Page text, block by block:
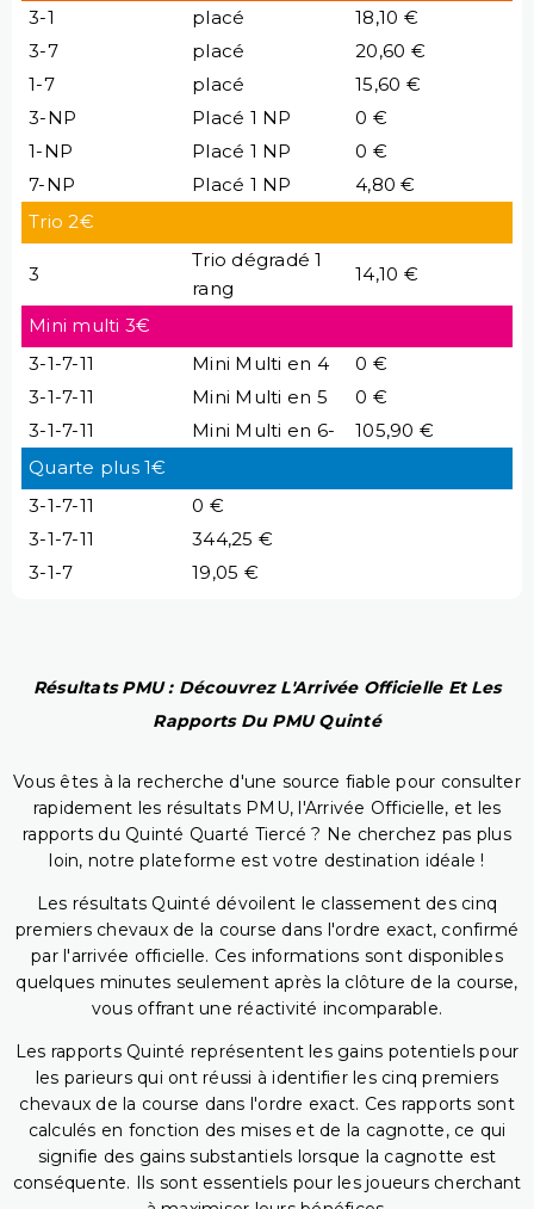
3-1 placé
18,10 €
3-7
placé
20,60 €
1-7
placé
15,60 €
3-NP
Placé 1 NP
0 €
1-NP
Placé 1 NP
0 €
7-NP
Placé 1 NP
4,80 €
Trio 2€
3
Trio dégradé 1
rang
14,10 €
Mini multi 3€
3-1-7-11
Mini Multi en 4
0 €
3-1-7-11
Mini Multi en 5
0 €
3-1-7-11
Mini Multi en 6-
105,90 €
Quarte plus 1€
3-1-7-11
0 €
3-1-7-11
344,25 €
3-1-7
19,05 €
Résultats PMU : Découvrez L'Arrivée Officielle Et Les
Rapports Du PMU Quinté
Vous êtes à la recherche d'une source fiable pour consulter
rapidement les résultats PMU, l'Arrivée Officielle, et les
rapports du Quinté Quarté Tiercé ? Ne cherchez pas plus
loin, notre plateforme est votre destination idéale !
Les résultats Quinté dévoilent le classement des cinq
premiers chevaux de la course dans l'ordre exact, confirmé
par l'arrivée officielle. Ces informations sont disponibles
quelques minutes seulement après la clôture de la course,
vous offrant une réactivité incomparable.
Les rapports Quinté représentent les gains potentiels pour
les parieurs qui ont réussi à identifier les cinq premiers
chevaux de la course dans l'ordre exact. Ces rapports sont
calculés en fonction des mises et de la cagnotte, ce qui
signifie des gains substantiels lorsque la cagnotte est
conséquente. Ils sont essentiels pour les joueurs cherchant